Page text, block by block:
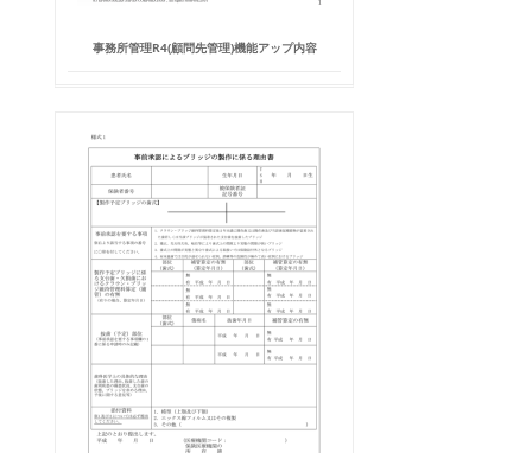
事務所管理R4(顧問先管理)機能アップ内容